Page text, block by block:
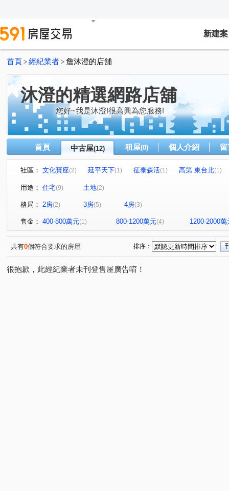
新建案
首頁 > 經紀業者 > 詹沐澄的店舖
沐澄的精選網路店舖
您好~我是沐澄!很高興為您服務!
首頁 中古屋(12) 租屋(0) 個人介紹
社區： 文化寶座(2) 延平天下(1) 征泰森活(1) 高第 東台北(1)
皇家社區 歡喜家園no.23
用途： 住宅(9) 土地(2)
格局： 2房(2) 3房(5) 4房(3)
售金： 400-800萬元(1) 800-1200萬元(4) 1200-2000萬
共有0個符合要求的房屋 排序：
很抱歉，此經紀業者未刊登售屋廣告唷！